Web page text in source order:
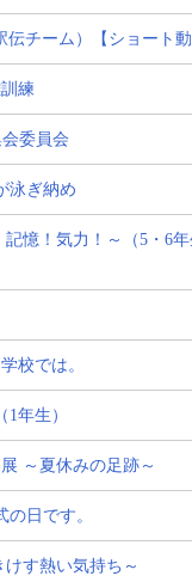
伝チーム）【ショート動
練
委員会
泳ぎ納め
憶！気力！～（5・6
校では。
年生）
～夏休みの足跡～
日です。
す熱い気持ち～